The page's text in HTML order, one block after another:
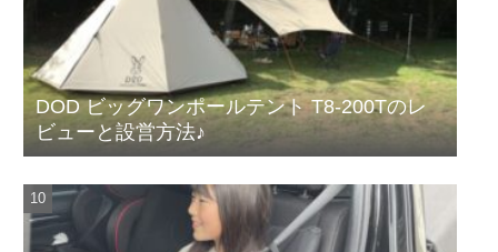
DOD ビッグワンポールテント T8-200Tのレ
ビューと設営方法♪